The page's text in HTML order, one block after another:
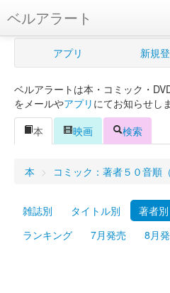
ベルアラート
ベルアラートとは
新規登録
ログイン
Myシェルフ
プレミアム
アプリ 新規
ベルアラートは本・コミック・
をメールやアプリ にてお知らせし
本
映画 検索
本 > コミック：著者５０音順（
雑誌別 タイトル別 著者別
ランキング
7月発売 8月